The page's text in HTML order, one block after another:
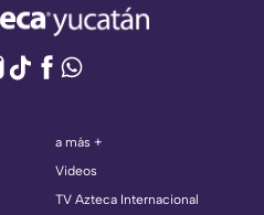
a más +
Videos
TV Azteca Internacional